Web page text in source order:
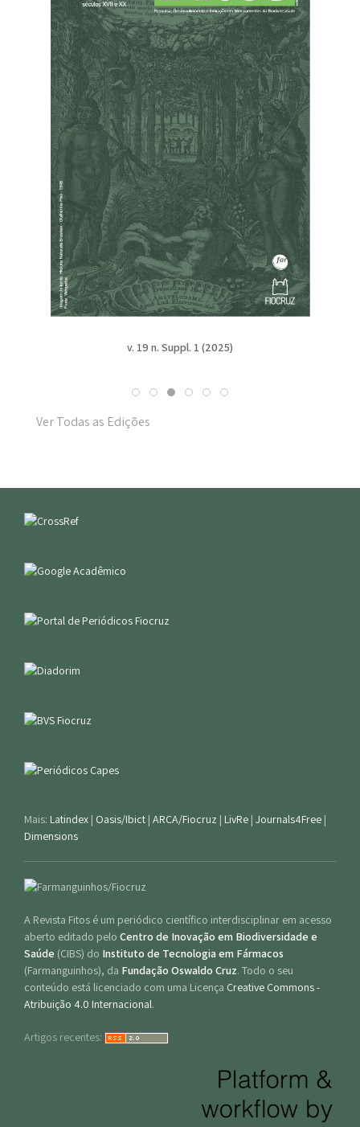
v. 19 n. Suppl. 1 (2025)
Ver Todas as Edições
Mais: Latindex | Oasis/Ibict | ARCA/Fiocruz | LivRe | Journals4Free |
Dimensions
A Revista Fitos é um periódico científico interdisciplinar em acesso
aberto editado pelo Centro de Inovação em Biodiversidade e
Saúde (CIBS) do Instituto de Tecnologia em Fármacos
(Farmanguinhos), da Fundação Oswaldo Cruz. Todo o seu
conteúdo está licenciado com uma Licença Creative Commons -
Atribuição 4.0 Internacional.
Artigos recentes: